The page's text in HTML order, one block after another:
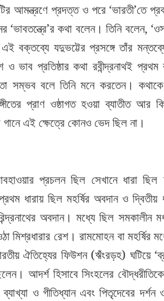
আমন্ত্রণে প্রদত্ত ও পরে ‘ভারতী’তে
‘ভাবতন্ত্রে’র কথা বলেন। তিনি বলেন,
বক্তব্যে যদুভট্টের প্রসঙ্গে তাঁর
ও ভাব প্রতিষ্ঠার কথা রবীন্দ্রনাথই
সম্ভব বলে তিনি মনে করতেন। কথাকে
প্রাণ ওষ্ঠাগত হওয়া ব্যাতীত আর
এই ক্ষেত্রে কোনও ভেদ ছিল না।
প্রচলন ছিল সেখানে ধারা
ধারায় ছিল মহর্ষির অবদান ও দ্বিতীয়
অবদান। মধ্যে ছিল সমকালীন
মিশ্রধারার রেশ। রামমোহন বা মহর্ষির
ঐতিহ্যের ফিউশন (ঋঁংরড়হ) ঘটিয়ে
আদর্শ হিসাবে সিংহলের
ব্যাখ্যা ও গীতিধ্যান এবং পিতৃদেবের